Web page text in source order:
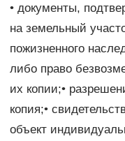
• документы,
на земельный
пожизненного
либо право
их копии;•
копия;•
объект